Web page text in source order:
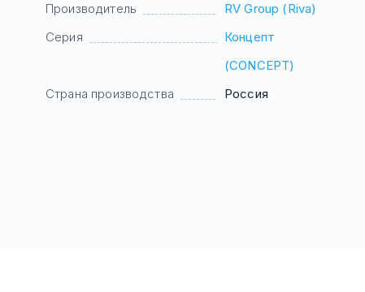
Производитель
RV Group (Riva)
Серия
Концепт
(CONCEPT)
Страна производства
Россия